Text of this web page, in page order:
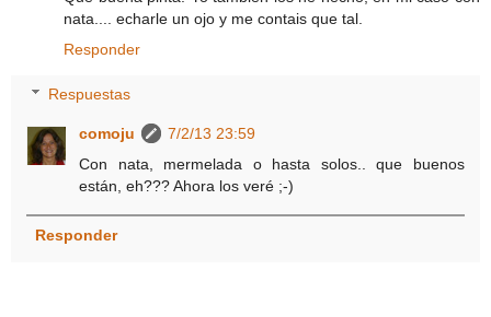
nata.... echarle un ojo y me contais que tal.
Responder
Respuestas
comoju
7/2/13 23:59
Con nata, mermelada o hasta solos.. que buenos
están, eh??? Ahora los veré ;-)
Responder